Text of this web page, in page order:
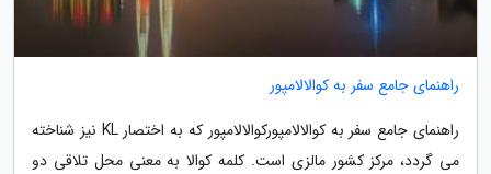
راهنمای جامع سفر به کوالالامپور
راهنمای جامع سفر به کوالالامپورکوالالامپور که به اختصار KL نیز شناخته
می گردد، مرکز کشور مالزی است. کلمه کوالا به معنی محل تلاقی دو